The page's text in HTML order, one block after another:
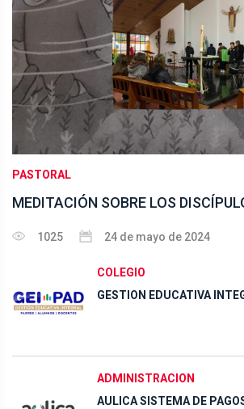
PASTORAL
MEDITACIÓN SOBRE LOS
1025 24 de mayo de 2024
COLEGIO
GESTION EDUCATIVA
ADMINISTRACION
AULICA SISTEMA DE